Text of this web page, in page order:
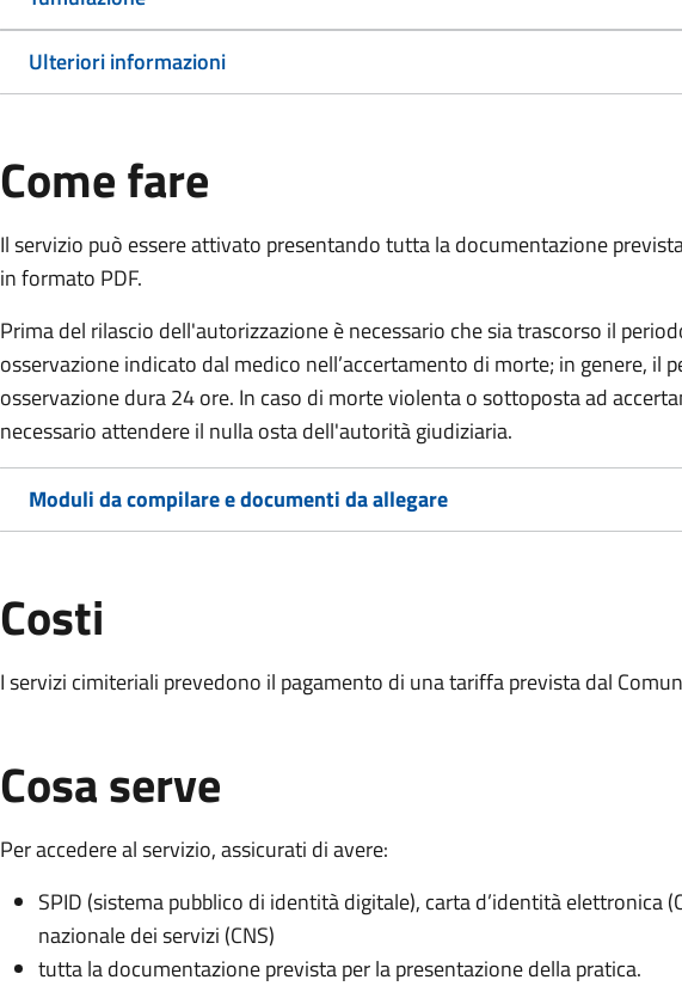
Ulteriori informazioni
Come fare
Il servizio può essere attivato presentando tutta la documentazione
in formato PDF.
Prima del rilascio dell'autorizzazione è necessario che sia trascorso il
osservazione indicato dal medico nell’accertamento di morte; in genere, il
osservazione dura 24 ore. In caso di morte violenta o sottoposta ad
necessario attendere il nulla osta dell'autorità giudiziaria.
Moduli da compilare e documenti da allegare
Costi
I servizi cimiteriali prevedono il pagamento di una tariffa prevista dal
Cosa serve
Per accedere al servizio, assicurati di avere:
SPID (sistema pubblico di identità digitale), carta d’identità elettronica
nazionale dei servizi (CNS)
tutta la documentazione prevista per la presentazione della pratica.